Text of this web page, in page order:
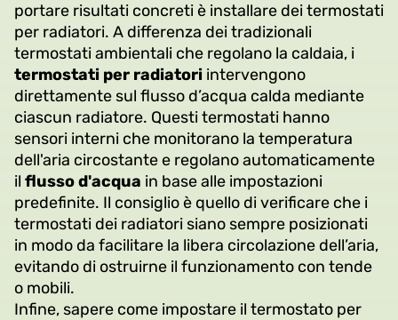
portare risultati concreti è installare dei termostati
per radiatori. A differenza dei tradizionali
termostati ambientali che regolano la caldaia, i
termostati per radiatori intervengono
direttamente sul flusso d’acqua calda mediante
ciascun radiatore. Questi termostati hanno
sensori interni che monitorano la temperatura
dell'aria circostante e regolano automaticamente
il flusso d'acqua in base alle impostazioni
predefinite. Il consiglio è quello di verificare che i
termostati dei radiatori siano sempre posizionati
in modo da facilitare la libera circolazione dell’aria,
evitando di ostruirne il funzionamento con tende
o mobili.
Infine, sapere come impostare il termostato per